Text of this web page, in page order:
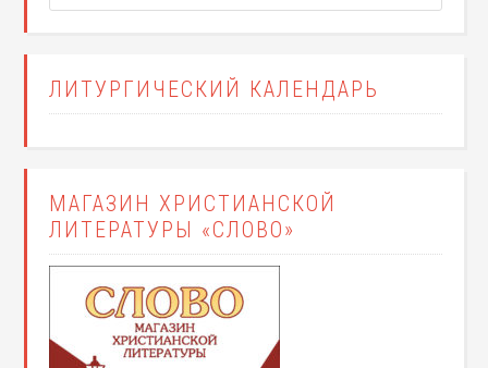
ЛИТУРГИЧЕСКИЙ КАЛЕНДАРЬ
МАГАЗИН ХРИСТИАНСКОЙ
ЛИТЕРАТУРЫ «СЛОВО»